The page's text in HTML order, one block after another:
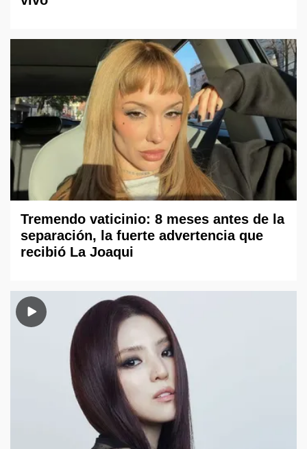
Tremendo vaticinio: 8 meses antes de la
separación, la fuerte advertencia que
recibió La Joaqui